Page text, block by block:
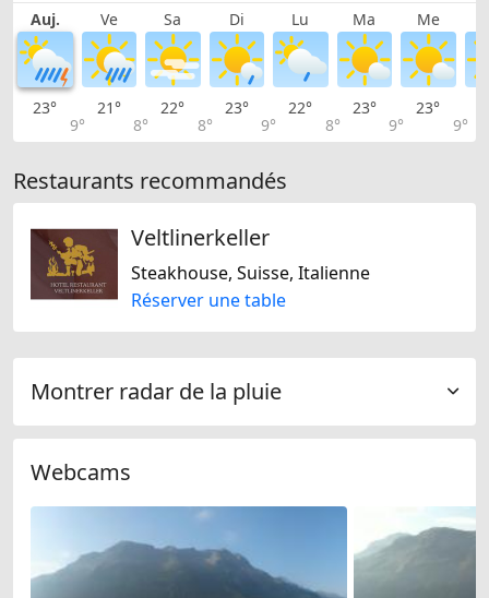
Auj. Ve Sa Di Lu Ma Me
23°
9°
21°
8°
22°
8°
23°
9°
22°
8°
23°
9°
23°
9°
Restaurants recommandés
Veltlinerkeller
Steakhouse, Suisse, Italienne
Réserver une table
Montrer radar de la pluie
Webcams